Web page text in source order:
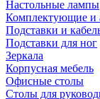
Настольные лампы
Комплектующие и
Подставки и
Подставки для ног
Зеркала
Корпусная мебель
Офисные столы
Столы для